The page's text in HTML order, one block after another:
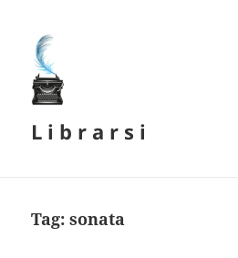
L i b r a r s i
Tag:sonata